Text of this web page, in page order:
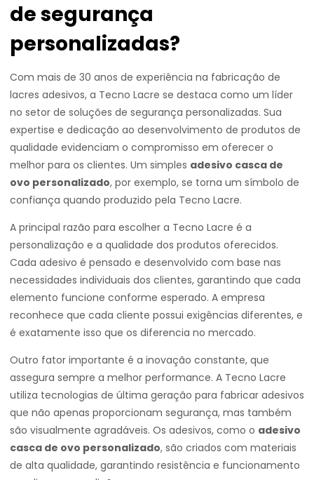
de segurança
personalizadas?
Com mais de 30 anos de experiência na fabricação de
lacres adesivos, a Tecno Lacre se destaca como um líder
no setor de soluções de segurança personalizadas. Sua
expertise e dedicação ao desenvolvimento de produtos de
qualidade evidenciam o compromisso em oferecer o
melhor para os clientes. Um simples adesivo casca de
ovo personalizado, por exemplo, se torna um símbolo de
confiança quando produzido pela Tecno Lacre.
A principal razão para escolher a Tecno Lacre é a
personalização e a qualidade dos produtos oferecidos.
Cada adesivo é pensado e desenvolvido com base nas
necessidades individuais dos clientes, garantindo que cada
elemento funcione conforme esperado. A empresa
reconhece que cada cliente possui exigências diferentes, e
é exatamente isso que os diferencia no mercado.
Outro fator importante é a inovação constante, que
assegura sempre a melhor performance. A Tecno Lacre
utiliza tecnologias de última geração para fabricar adesivos
que não apenas proporcionam segurança, mas também
são visualmente agradáveis. Os adesivos, como o adesivo
casca de ovo personalizado, são criados com materiais
de alta qualidade, garantindo resistência e funcionamento